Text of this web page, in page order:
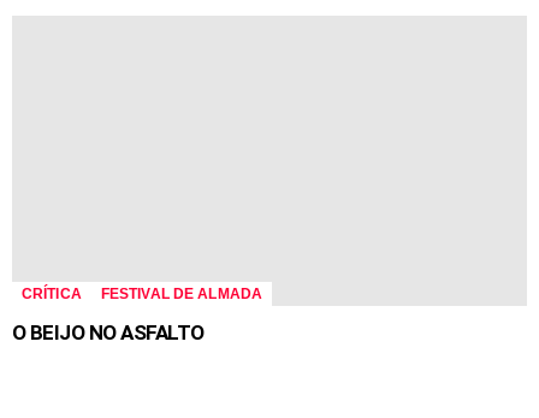
CRÍTICA FESTIVAL DE ALMADA
O BEIJO NO ASFALTO